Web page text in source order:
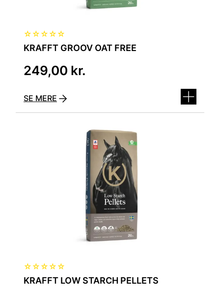
☆ ☆ ☆ ☆ ☆
KRAFFT GROOV OAT FREE
249,00 kr.
SE MERE
☆ ☆ ☆ ☆ ☆
KRAFFT LOW STARCH PELLETS